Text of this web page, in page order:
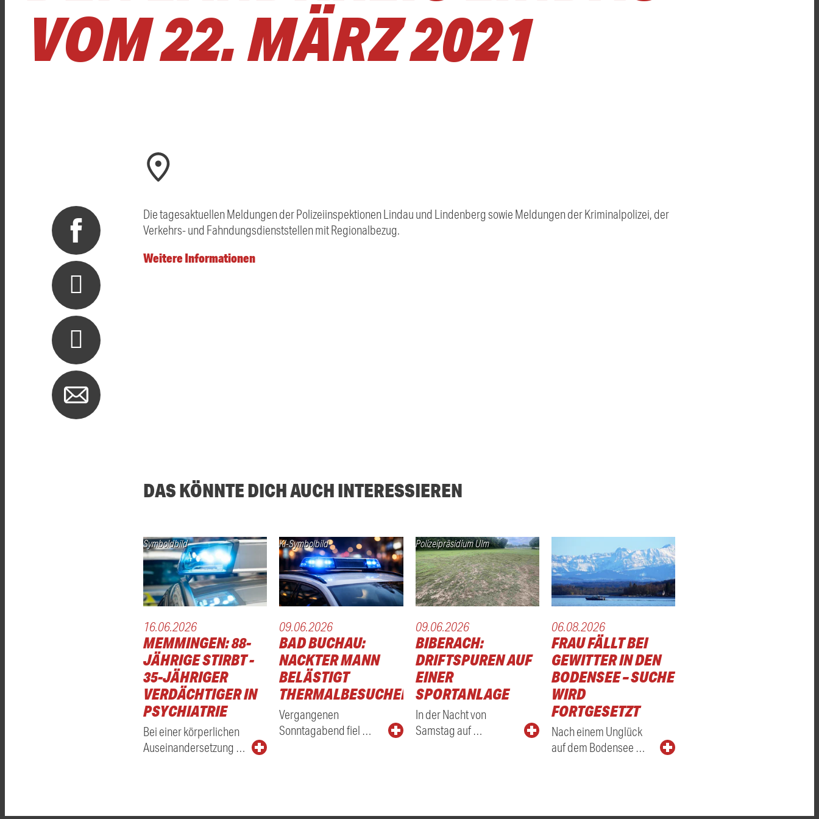
VOM 22. MÄRZ 2021
Die tagesaktuellen Meldungen der Polizeiinspektionen Lindau und Lindenberg sowie Meldungen der Kriminalpolizei, der
Verkehrs- und Fahndungsdienststellen mit Regionalbezug.
Weitere Informationen
DAS KÖNNTE DICH AUCH INTERESSIEREN
Symboldbild
16.06.2026
MEMMINGEN: 88-
JÄHRIGE STIRBT -
35-JÄHRIGER
VERDÄCHTIGER IN
PSYCHIATRIE
Bei einer körperlichen
Auseinandersetzung …
KI-Symbolbild
09.06.2026
BAD BUCHAU:
NACKTER MANN
BELÄSTIGT
THERMALBESUCHER
Vergangenen
Sonntagabend fiel …
Polizeipräsidium Ulm
09.06.2026
BIBERACH:
DRIFTSPUREN AUF
EINER
SPORTANLAGE
In der Nacht von
Samstag auf …
06.08.2026
FRAU FÄLLT BEI
GEWITTER IN DEN
BODENSEE – SUCHE
WIRD
FORTGESETZT
Nach einem Unglück
auf dem Bodensee …